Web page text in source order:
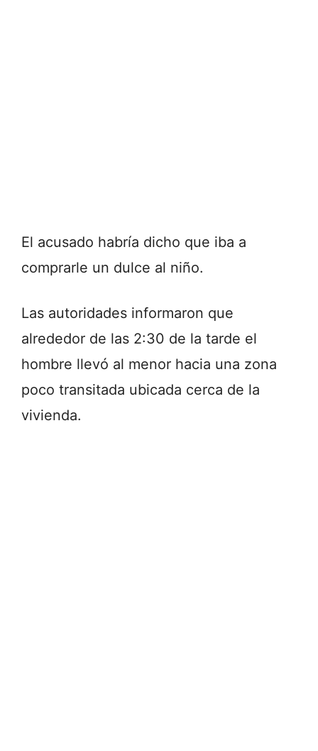
El acusado habría dicho que iba a
comprarle un dulce al niño.
Las autoridades informaron que
alrededor de las 2:30 de la tarde el
hombre llevó al menor hacia una zona
poco transitada ubicada cerca de la
vivienda.